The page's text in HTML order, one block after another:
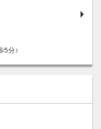
5分♪